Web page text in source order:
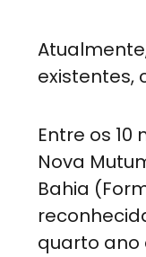
existentes,
Entre os
Nova
Bahia
quarto ano